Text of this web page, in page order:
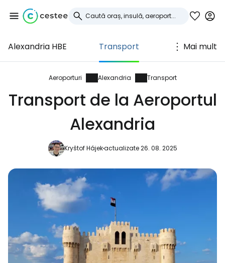
Alexandria HBE Transport Mai mult
Aeroporturi Alexandria Transport
Transport de la Aeroportul
Alexandria
Kryštof Hájekactualizate 26. 08. 2025
Conectați-vă la
Cestee
... comunitatea mondială a călătorilor
Continuați cu Facebook
Continuați cu e-mailul